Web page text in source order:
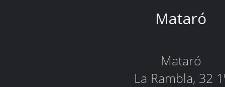
Mataró
Mataró
La Rambla, 32